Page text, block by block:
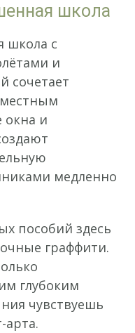
школа
школа с
и
сочетает
местным
окна и
медленно
пособий здесь
граффити.
глубоким
чувствуешь
арта.